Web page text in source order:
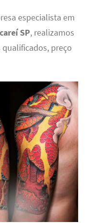
especialista em
SP, realizamos
preço